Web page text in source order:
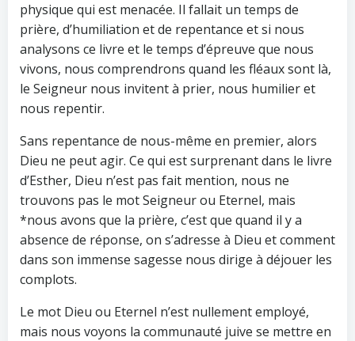
physique qui est menacée. Il fallait un temps de
prière, d’humiliation et de repentance et si nous
analysons ce livre et le temps d’épreuve que nous
vivons, nous comprendrons quand les fléaux sont là,
le Seigneur nous invitent à prier, nous humilier et
nous repentir.
Sans repentance de nous-même en premier, alors
Dieu ne peut agir. Ce qui est surprenant dans le livre
d’Esther, Dieu n’est pas fait mention, nous ne
trouvons pas le mot Seigneur ou Eternel, mais
*nous avons que la prière, c’est que quand il y a
absence de réponse, on s’adresse à Dieu et comment
dans son immense sagesse nous dirige à déjouer les
complots.
Le mot Dieu ou Eternel n’est nullement employé,
mais nous voyons la communauté juive se mettre en